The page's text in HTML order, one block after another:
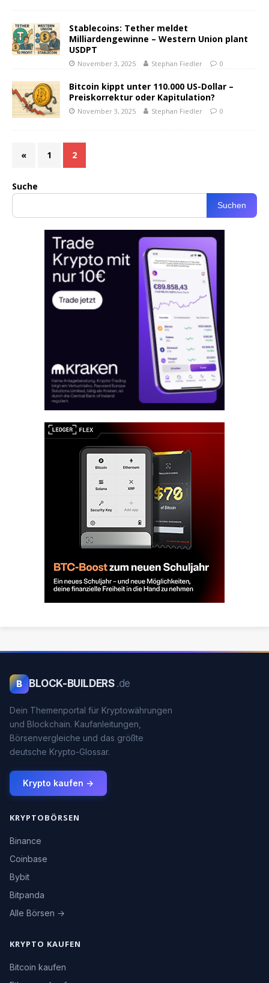
Stablecoins: Tether meldet
Milliardengewinne – Western Union plant
USDPT
November 3, 2025 Stephan Fiedler 0
Bitcoin kippt unter 110.000 US-Dollar –
Preiskorrektur oder Kapitulation?
November 3, 2025 Stephan Fiedler 0
« 1 2
Suche
Suchen
B BLOCK-BUILDERS .de
Dein Themenportal für Kryptowährungen
und Blockchain. Kaufanleitungen,
Börsenvergleiche und das größte
deutsche Krypto-Glossar.
Krypto kaufen →
KRYPTOBÖRSEN
Binance
Coinbase
Bybit
Bitpanda
Alle Börsen →
KRYPTO KAUFEN
Bitcoin kaufen